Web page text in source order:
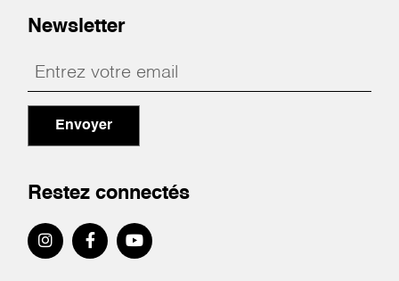
Newsletter
Envoyer
Restez connectés